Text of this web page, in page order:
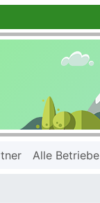
Alle Betriebe